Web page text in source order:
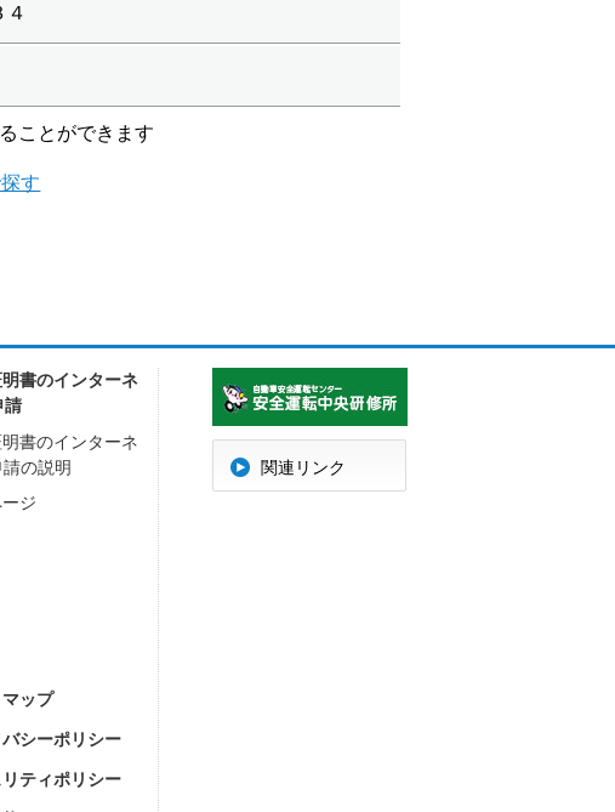
４
ことができます
す
書のインターネ
請
書のインターネ
請の説明
ジ
ップ
シーポリシー
ティポリシー
関連リンク